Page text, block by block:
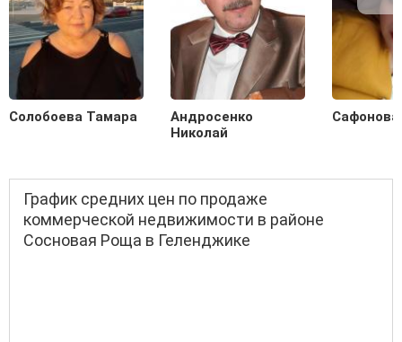
Солобоева Тамара
Андросенко
Николай
График средних цен по продаже
коммерческой недвижимости в районе
Сосновая Роща в Геленджике